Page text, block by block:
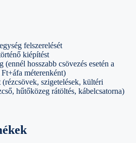
felszerelését
kiépítést
(ennél hosszabb csövezés esetén a
méterenként)
szigetelések, kültéri
hűtőközeg rátöltés, kábelcsatorna)